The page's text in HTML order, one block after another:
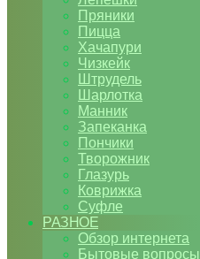
Пряники
Пицца
Хачапури
Чизкейк
Штрудель
Шарлотка
Манник
Запеканка
Пончики
Творожник
Глазурь
Коврижка
Суфле
РАЗНОЕ
Обзор интернета
Бытовые вопросы